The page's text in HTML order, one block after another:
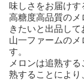
味しさをお届けす
高糖度高品質の
きたいと出品して
山一ファームの
す。
メロンは追熟す
熟することによ